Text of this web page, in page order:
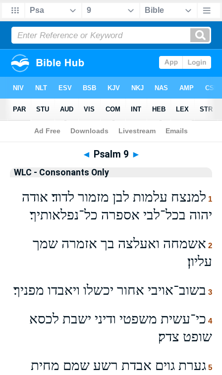
Bible>WLCO> Psalm 9
◄ Psalm 9 ►
WLC - Consonants Only
1 למנצח עלמות לבן מזמור לדוד׃ אודה
יהוה בכל־לבי אספרה כל־נפלאותיך׃
2 אשמחה ואעלצה בך אזמרה שמך
עליון׃
3 בשוב־אויבי אחור יכשלו ויאבדו מפניך׃
4 כי־עשית משפטי ודיני ישבת לכסא
שופט צדק׃
5 גערת גוים אבדת רשע שמם מחית